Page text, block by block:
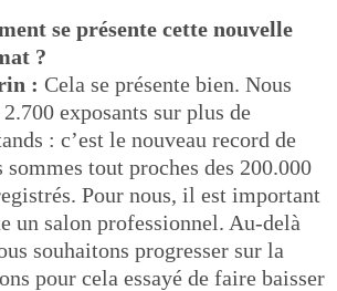
se présente cette nouvelle
?
: Cela se présente bien. Nous
exposants sur plus de
: c’est le nouveau record de
tout proches des 200.000
Pour nous, il est important
un salon professionnel. Au-delà
souhaitons progresser sur la
pour cela essayé de faire baisser